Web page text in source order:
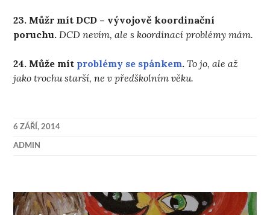
23. Můžr mít DCD – vývojově koordinační
poruchu. DCD nevím, ale s koordinací problémy mám.
24. Může mít problémy se spánkem.To jo, ale až
jako trochu starší, ne v předškolním věku.
6 ZÁŘÍ, 2014
ADMIN
Navigace